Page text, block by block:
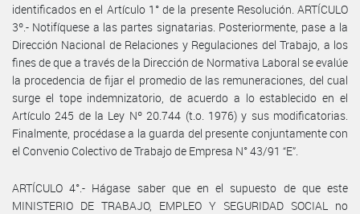
identificados en el Artículo 1° de la presente Resolución. ARTÍCULO
3º.- Notifíquese a las partes signatarias. Posteriormente, pase a la
Dirección Nacional de Relaciones y Regulaciones del Trabajo, a los
fines de que a través de la Dirección de Normativa Laboral se evalúe
la procedencia de fijar el promedio de las remuneraciones, del cual
surge el tope indemnizatorio, de acuerdo a lo establecido en el
Artículo 245 de la Ley Nº 20.744 (t.o. 1976) y sus modificatorias.
Finalmente, procédase a la guarda del presente conjuntamente con
el Convenio Colectivo de Trabajo de Empresa N° 43/91 “E”.
ARTÍCULO 4°.- Hágase saber que en el supuesto de que este
MINISTERIO DE TRABAJO, EMPLEO Y SEGURIDAD SOCIAL no